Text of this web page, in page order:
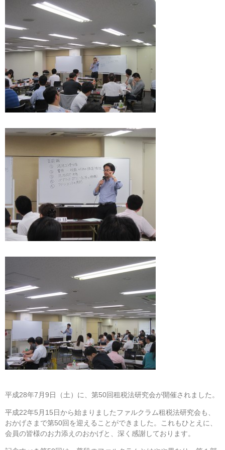
平成28年7月9日（土）に、第50回租税法研究会が開催されました。
平成22年5月15日から始まりましたファルクラム租税法研究会も、
おかげさまで第50回を迎えることができました。これもひとえに、
会員の皆様のお力添えのおかげと、深く感謝しております。